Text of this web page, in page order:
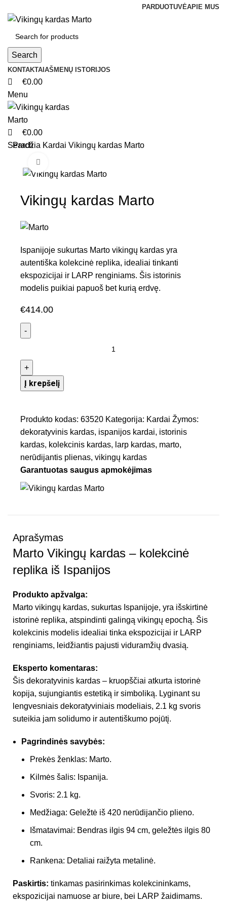
PARDUOTUVĖAPIE MUS
Search
KONTAKTAI AŠMENŲ ISTORIJOS
€0.00
Menu
€0.00
Search
Pradžia Kardai Vikingų kardas Marto
Vikingų kardas Marto
Ispanijoje sukurtas Marto vikingų kardas yra
autentiška kolekcinė replika, idealiai tinkanti
ekspozicijai ir LARP renginiams. Šis istorinis
modelis puikiai papuoš bet kurią erdvę.
€414.00
Į krepšelį
Produkto kodas: 63520 Kategorija: Kardai Žymos:
dekoratyvinis kardas, ispanijos kardai, istorinis
kardas, kolekcinis kardas, larp kardas, marto,
nerūdijantis plienas, vikingų kardas
Garantuotas saugus apmokėjimas
Aprašymas
Marto Vikingų kardas – kolekcinė
replika iš Ispanijos
Produkto apžvalga:
Marto vikingų kardas, sukurtas Ispanijoje, yra išskirtinė
istorinė replika, atspindinti galingą vikingų epochą. Šis
kolekcinis modelis idealiai tinka ekspozicijai ir LARP
renginiams, leidžiantis pajusti viduramžių dvasią.
Eksperto komentaras:
Šis dekoratyvinis kardas – kruopščiai atkurta istorinė
kopija, sujungiantis estetiką ir simboliką. Lyginant su
lengvesniais dekoratyviniais modeliais, 2.1 kg svoris
suteikia jam solidumo ir autentiškumo pojūtį.
Pagrindinės savybės:
Prekės ženklas: Marto.
Kilmės šalis: Ispanija.
Svoris: 2.1 kg.
Medžiaga: Geležtė iš 420 nerūdijančio plieno.
Išmatavimai: Bendras ilgis 94 cm, geležtės ilgis 80
cm.
Rankena: Detaliai raižyta metalinė.
Paskirtis: tinkamas pasirinkimas kolekcininkams,
ekspozicijai namuose ar biure, bei LARP žaidimams.